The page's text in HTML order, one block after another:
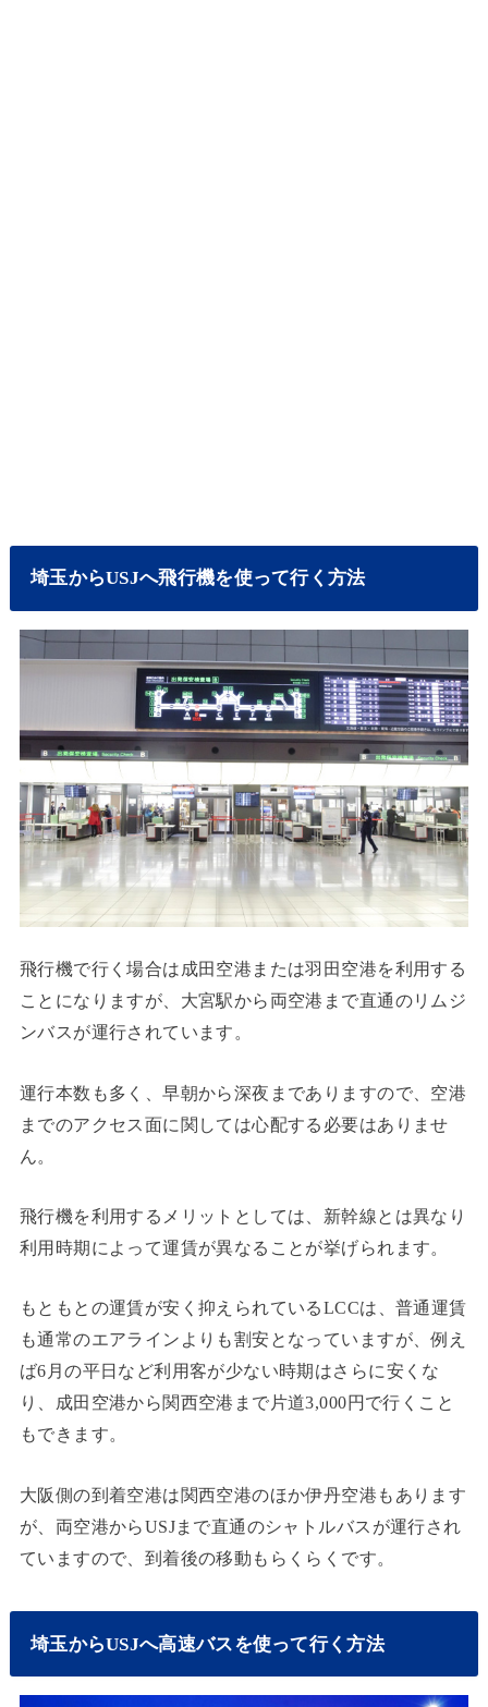
埼玉からUSJへ飛行機を使って行く方法
飛行機で行く場合は成田空港または羽田空港を利用する
ことになりますが、大宮駅から両空港まで直通のリムジ
ンバスが運行されています。
運行本数も多く、早朝から深夜までありますので、空港
までのアクセス面に関しては心配する必要はありませ
ん。
飛行機を利用するメリットとしては、新幹線とは異なり
利用時期によって運賃が異なることが挙げられます。
もともとの運賃が安く抑えられているLCCは、普通運賃
も通常のエアラインよりも割安となっていますが、例え
ば6月の平日など利用客が少ない時期はさらに安くな
り、成田空港から関西空港まで片道3,000円で行くこと
もできます。
大阪側の到着空港は関西空港のほか伊丹空港もあります
が、両空港からUSJまで直通のシャトルバスが運行され
ていますので、到着後の移動もらくらくです。
埼玉からUSJへ高速バスを使って行く方法